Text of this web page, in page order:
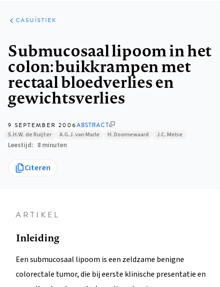
ARTIKELEN
PRAKTIJK
CASUÏSTIEK
Submucosaal lipoom in het
colon: buikkrampen met
rectaal bloedverlies en
gewichtsverlies
9 SEPTEMBER 2006ABSTRACT
S.H.W. de Ruijter A.G.J. van Marle H. Doornewaard J.C. Melse
Leestijd 8 minuten
Citeren
ARTIKEL
Inleiding
Een submucosaal lipoom is een zeldzame benigne
colorectale tumor, die bij eerste klinische presentatie en